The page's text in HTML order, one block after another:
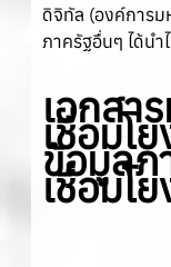
ดิจิทัล (องค์การม
ภาครัฐอื่นๆ ได้นำ
เอกสา
เชื่อมโ
ข้อมูลภ
เชื่อมโ